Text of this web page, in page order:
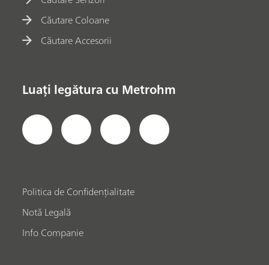
Căutare Coloane
Căutare Accesorii
Luați legătura cu Metrohm
Politica de Confidențialitate
Notă Legală
Info Companie